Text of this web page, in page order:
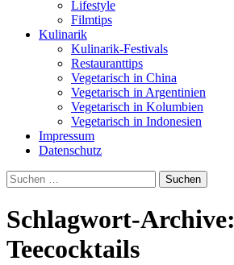
Lifestyle
Filmtips
Kulinarik
Kulinarik-Festivals
Restauranttips
Vegetarisch in China
Vegetarisch in Argentinien
Vegetarisch in Kolumbien
Vegetarisch in Indonesien
Impressum
Datenschutz
Suchen
nach:
Schlagwort-Archive:
Teecocktails